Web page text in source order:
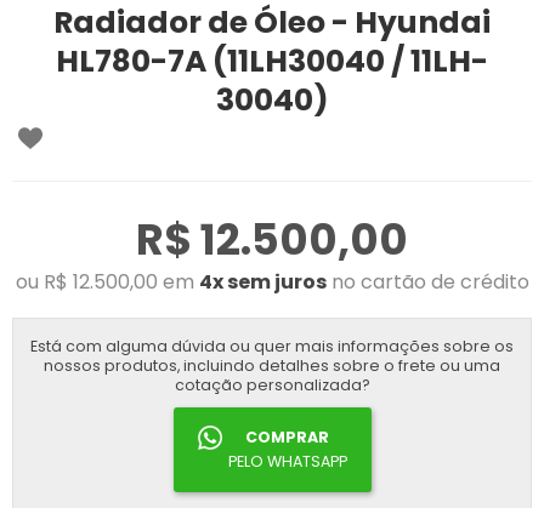
Radiador de Óleo - Hyundai
HL780-7A (11LH30040 / 11LH-
30040)
R$ 12.500,00
ou R$ 12.500,00 em 4x sem jurosno cartão de crédito
Está com alguma dúvida ou quer mais informações sobre os
nossos produtos, incluindo detalhes sobre o frete ou uma
cotação personalizada?
COMPRAR
PELO WHATSAPP